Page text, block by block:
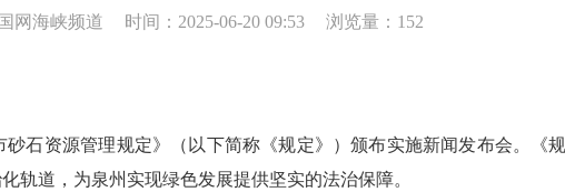
网海峡频道 时间：2025-06-20 09:53 浏览量： 152
石资源管理规定》（以下简称《规定》）颁布实施新闻发布会。《
轨道，为泉州实现绿色发展提供坚实的法治保障。